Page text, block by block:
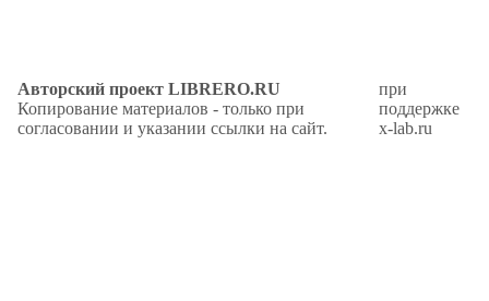
Авторский проект LIBRERO.RU
Копирование материалов - только при
согласовании и указании ссылки на сайт.
при
поддержке
x-lab.ru